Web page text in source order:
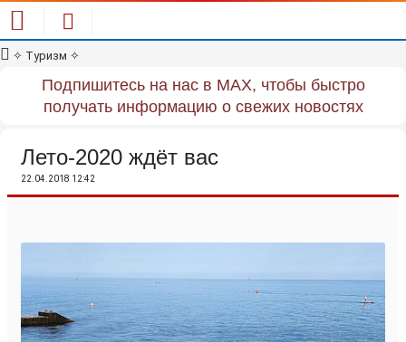
✧ Туризм ✧
Подпишитесь на нас в MAX, чтобы быстро
получать информацию о свежих новостях
Лето-2020 ждёт вас
22.04.2018 12:42